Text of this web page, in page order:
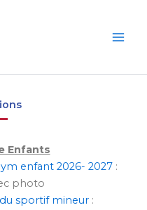
Enfants
enfant 2026- 2027:
photo
sportif mineur: